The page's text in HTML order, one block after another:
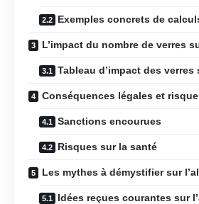
Exemples concrets de
L’impact du nombre de verres
Tableau d’impact des verres
Conséquences légales et
Sanctions encourues
Risques sur la santé
Les mythes à démystifier sur
Idées reçues courantes sur